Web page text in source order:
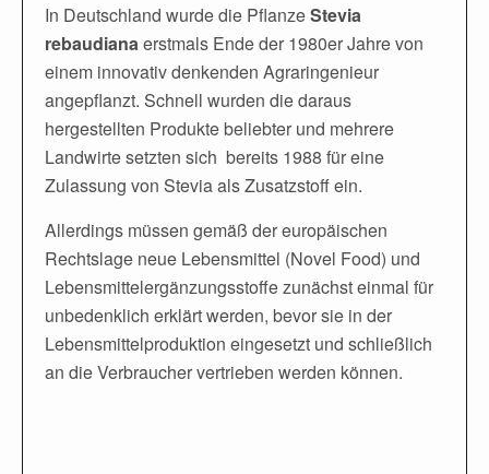
In Deutschland wurde die PflanzeStevia
rebaudianaerstmals Ende der 1980er Jahre von
einem innovativ denkenden Agraringenieur
angepflanzt. Schnell wurden die daraus
hergestellten Produkte beliebter und mehrere
Landwirte setzten sich bereits 1988 für eine
Zulassung von Stevia als Zusatzstoff ein.
Allerdings müssen gemäß der europäischen
Rechtslage neue Lebensmittel (Novel Food) und
Lebensmittelergänzungsstoffe zunächst einmal für
unbedenklich erklärt werden, bevor sie in der
Lebensmittelproduktion eingesetzt und schließlich
an die Verbraucher vertrieben werden können.